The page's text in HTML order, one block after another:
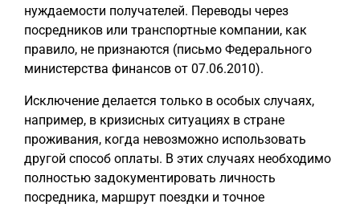
нуждаемости получателей. Переводы через
посредников или транспортные компании, как
правило, не признаются (письмо Федерального
министерства финансов от 07.06.2010).
Исключение делается только в особых случаях,
например, в кризисных ситуациях в стране
проживания, когда невозможно использовать
другой способ оплаты. В этих случаях необходимо
полностью задокументировать личность
посредника, маршрут поездки и точное